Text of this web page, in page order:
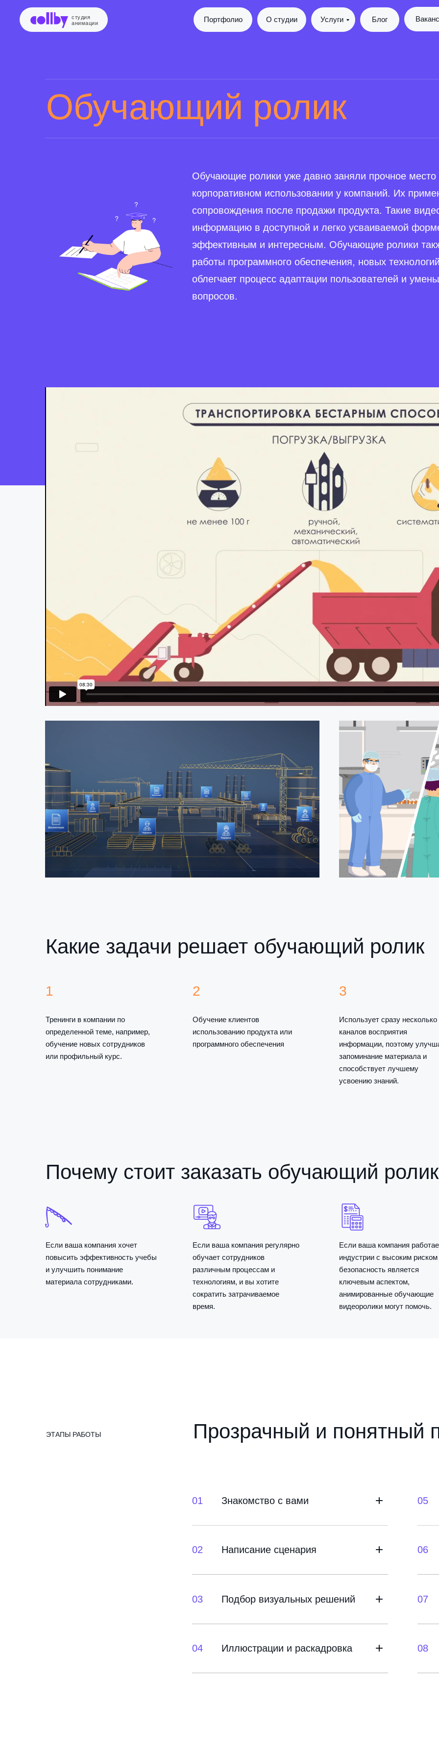
Портфолио О студии Услуги Блог
студия
анимации
Обучающий ролик
Обучающие ролики уже давно заняли прочное место
корпоративном использовании у компаний. Их
сопровождения после продажи продукта. Такие
информацию в доступной и легко усваиваемой
эффективным и интересным. Обучающие ролики
работы программного обеспечения, новых
облегчает процесс адаптации пользователей и
вопросов.
Какие задачи решает обучающий ролик
Тренинги в компании по
определенной теме, например,
обучение новых сотрудников
или профильный курс.
Обучение клиентов
использованию продукта или
программного обеспечения
Использует сразу несколько
каналов восприятия
информации, поэтому
запоминание материала и
способствует лучшему
усвоению знаний.
1 2 3
Почему стоит заказать обучающий ролик
Если ваша компания хочет
повысить эффективность учебы
и улучшить понимание
материала сотрудниками.
Если ваша компания регулярно
обучает сотрудников
различным процессам и
технологиям, и вы хотите
сократить затрачиваемое
время.
Если ваша компания
индустрии с высоким риском
безопасность является
ключевым аспектом,
анимированные обучающие
видеоролики могут помочь.
Знакомство с вами
01
Написание сценария
02
Подбор визуальных решений
03
Иллюстрации и раскадровка
04
05
06
07
08
ЭТАПЫ РАБОТЫ Прозрачный и понятный